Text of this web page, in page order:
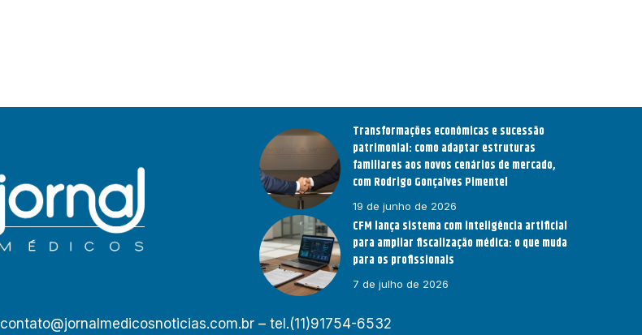
Transformações econômicas e sucessão
patrimonial: como adaptar estruturas
familiares aos novos cenários de mercado,
com Rodrigo Gonçalves Pimentel
19 de junho de 2026
CFM lança sistema com inteligência artificial
para ampliar fiscalização médica: o que muda
para os profissionais
7 de julho de 2026
contato@jornalmedicosnoticias.com.br– tel.(11)91754-6532